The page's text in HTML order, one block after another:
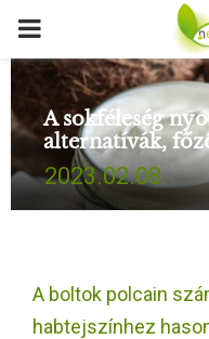
P
I
M
R
A sokféleség
alternatívák,
2023.02.08.
A boltok polcain
habtejszínhez